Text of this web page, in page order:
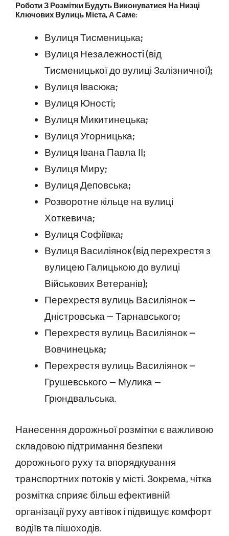
Роботи З Розмітки Будуть Виконуватися На Низці
Ключових Вулиць Міста, А Саме:
Вулиця Тисменицька;
Вулиця Незалежності (від
Тисменицької до вулиці Залізничної);
Вулиця Івасюка;
Вулиця Юності;
Вулиця Микитинецька;
Вулиця Угорницька;
Вулиця Івана Павла ІІ;
Вулиця Миру;
Вулиця Деповська;
Розворотне кільце на вулиці
Хоткевича;
Вулиця Софіївка;
Вулиця Василіянок (від перехрестя з
вулицею Галицькою до вулиці
Військових Ветеранів);
Перехрестя вулиць Василіянок —
Дністровська — Тарнавського;
Перехрестя вулиць Василіянок —
Вовчинецька;
Перехрестя вулиць Василіянок —
Грушевського — Мулика —
Грюндвальська.
Нанесення дорожньої розмітки є важливою
складовою підтримання безпеки
дорожнього руху та впорядкування
транспортних потоків у місті. Зокрема, чітка
розмітка сприяє більш ефективній
організації руху автівок і підвищує комфорт
водіїв та пішоходів.